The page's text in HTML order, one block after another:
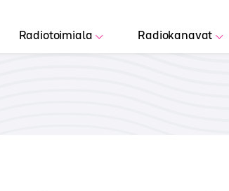
Radiotoimiala Radiokanavat